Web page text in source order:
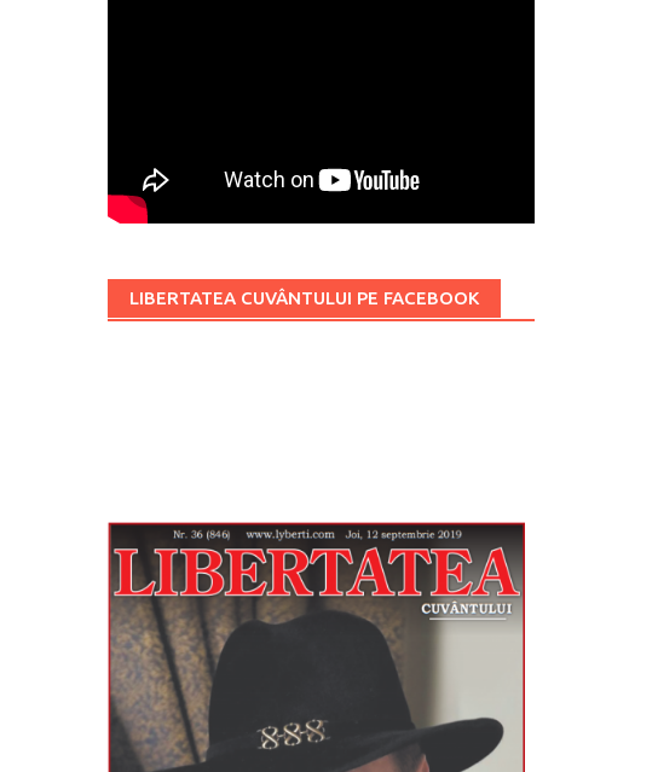
LIBERTATEA CUVÂNTULUI PE FACEBOOK